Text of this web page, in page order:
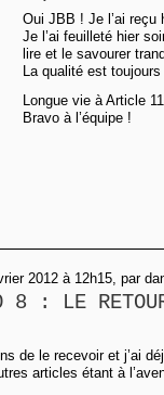
Oui JBB ! Je l’ai
Je l’ai feuilleté hier
lire et le savourer
La qualité est
Longue vie à Article
Bravo à l’équipe !
2012 à 12h15, par
8 : LE
de le recevoir et j’ai
articles étant à